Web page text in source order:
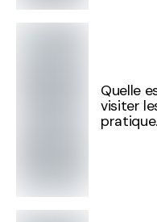
Quelle
visiter
pratique.